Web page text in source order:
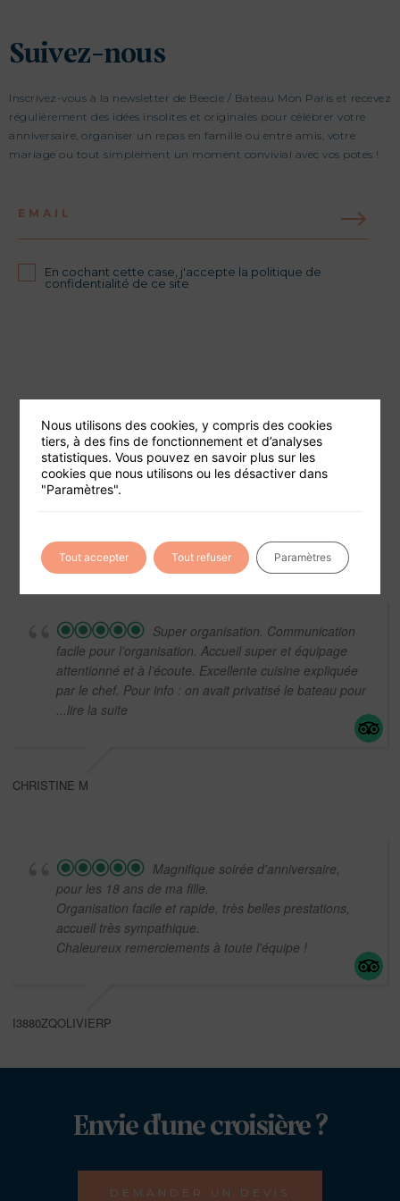
Suivez-nous
Inscrivez-vous à la newsletter de Beecie / Bateau Mon Paris et recevez
régulièrement des idées insolites et originales pour célébrer votre
anniversaire, organiser un repas en famille ou entre amis, votre
mariage ou tout simplement un moment convivial avec vos potes !
EMAIL
En cochant cette case, j'accepte la politique de
confidentialité de ce site
Foire aux questions
Conditions générales de vente
Super organisation. Communication
facile pour l’organisation. Accueil super et équipage
attentionné et à l’écoute. Excellente cuisine expliquée
par le chef. Pour info : on avait privatisé le bateau pour
...lire la suite
CHRISTINE M
Magnifique soirée d'anniversaire,
pour les 18 ans de ma fille.
Organisation facile et rapide, très belles prestations,
accueil très sympathique.
Chaleureux remerciements à toute l'équipe !
I3880ZQOLIVIERP
Envie d'une croisière ?
DEMANDER UN DEVIS
Nous utilisons des cookies, y compris des cookies
tiers, à des fins de fonctionnement et d’analyses
statistiques. Vous pouvez en savoir plus sur les
cookies que nous utilisons ou les désactiver dans
"Paramètres".
Tout accepter Tout refuser Paramètres